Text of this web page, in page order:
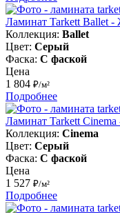
Ламинат Tarkett Ballet -
Коллекция: Ballet
Цвет: Серый
Фаска: С фаской
Цена
1 804 ₽/м²
Подробнее
Ламинат Tarkett
Коллекция: Cinema
Цвет: Серый
Фаска: С фаской
Цена
1 527 ₽/м²
Подробнее